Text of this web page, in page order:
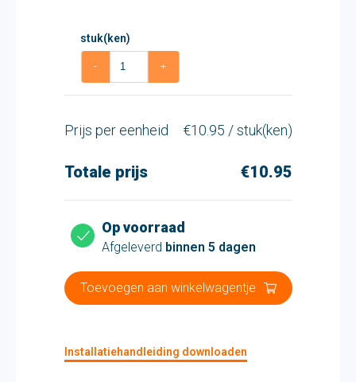
stuk(ken)
- +
Prijs per eenheid €10.95 / stuk(ken)
Totale prijs €10.95
Op voorraad
Afgeleverd binnen 5 dagen
Toevoegen aan winkelwagentje
Installatiehandleiding downloaden